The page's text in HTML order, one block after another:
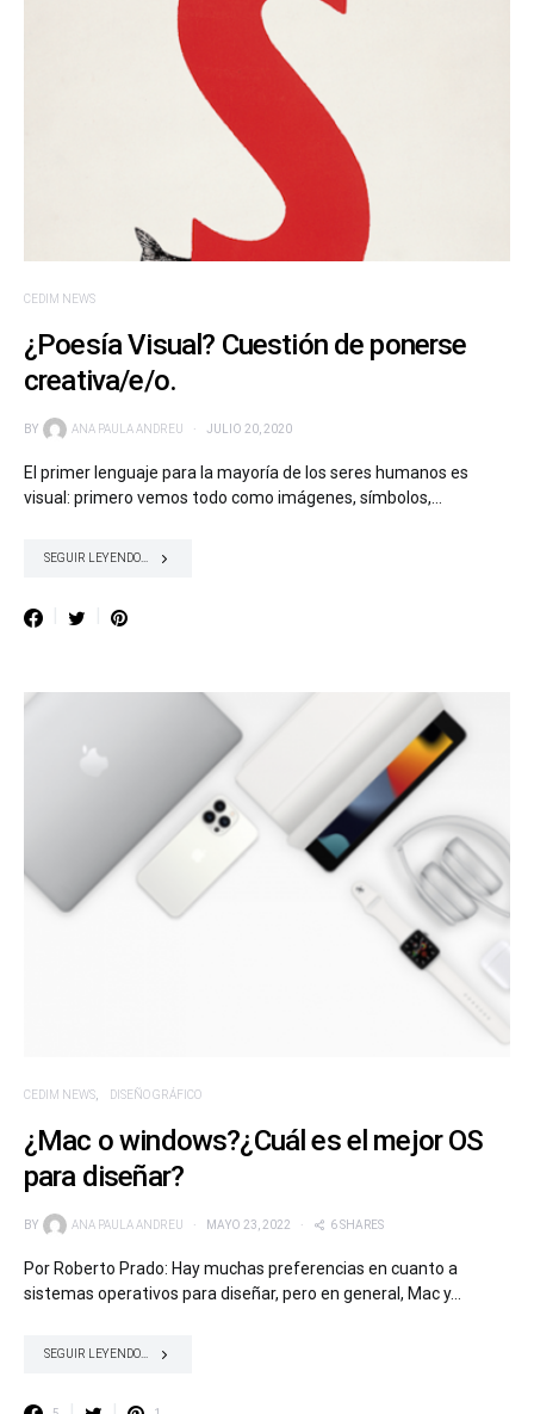
CEDIM NEWS
¿Poesía Visual? Cuestión de ponerse
creativa/e/o.
BY ANA PAULA ANDREU JULIO 20, 2020
El primer lenguaje para la mayoría de los seres humanos es
visual: primero vemos todo como imágenes, símbolos,…
SEGUIR LEYENDO...
CEDIM NEWS DISEÑO GRÁFICO
¿Mac o windows?¿Cuál es el mejor OS
para diseñar?
BY ANA PAULA ANDREU MAYO 23, 2022 6 SHARES
Por Roberto Prado: Hay muchas preferencias en cuanto a
sistemas operativos para diseñar, pero en general, Mac y…
SEGUIR LEYENDO...